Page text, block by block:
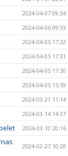
2024-04-07 09:34
2024-04-06 09:33
2024-04-05 17:32
2024-04-05 17:31
2024-04-05 17:30
2024-04-05 15:59
2024-03-21 11:14
2024-03-14 14:37
2024-03-10 20:16
2024-02-27 10:20